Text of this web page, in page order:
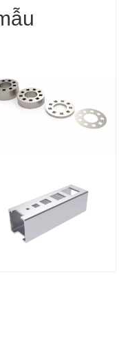
Hiệu ứng cắt tấm